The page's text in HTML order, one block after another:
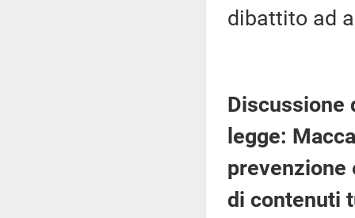
dibattito ad
Discussione
legge:
di contenuti